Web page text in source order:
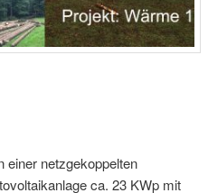
einer netzgekoppelten
ca. 23 KWp mit